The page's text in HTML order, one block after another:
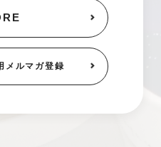
メルマガ登録